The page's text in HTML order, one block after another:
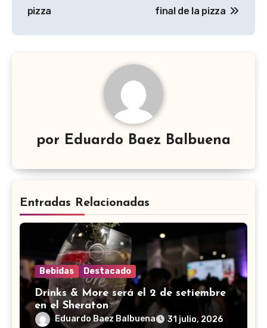
entradas
pizza
final de la pizza
por Eduardo Baez Balbuena
Entradas Relacionadas
Bebidas Destacado
Drinks & More será el 2 de setiembre
en el Sheraton
Eduardo Baez Balbuena 31 julio, 2026